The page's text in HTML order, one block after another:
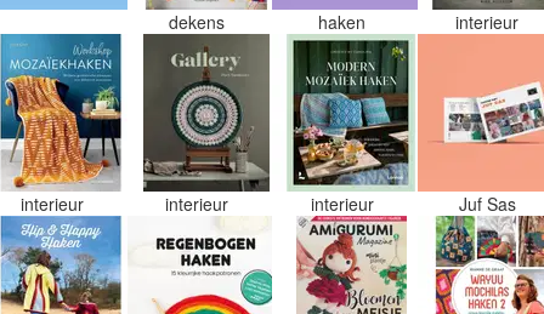
dekens haken interieur
interieur interieur interieur Juf Sas